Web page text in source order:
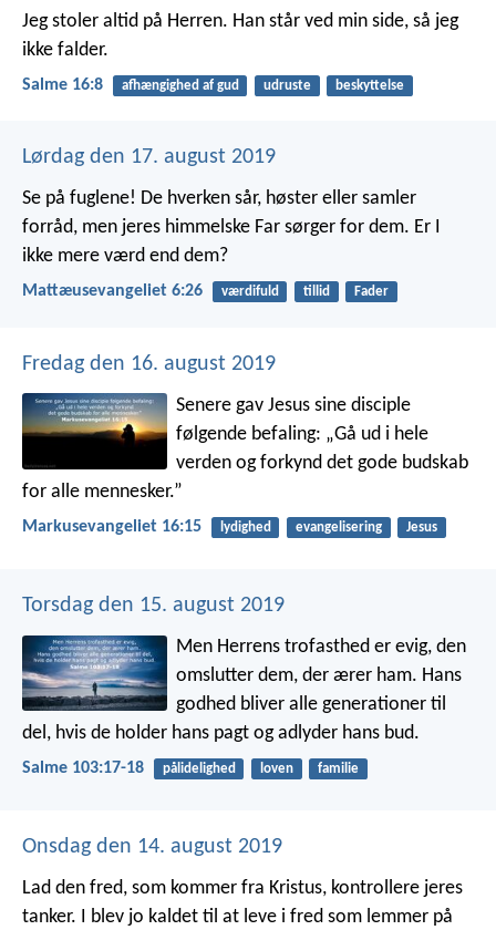
Jeg stoler altid på Herren. Han står ved min side, så jeg
ikke falder.
Salme 16:8 afhængighed af gud udruste beskyttelse
Lørdag den 17. august 2019
Se på fuglene! De hverken sår, høster eller samler
forråd, men jeres himmelske Far sørger for dem. Er I
ikke mere værd end dem?
Mattæusevangeliet 6:26 værdifuld tillid Fader
Fredag den 16. august 2019
Senere gav Jesus sine disciple
følgende befaling: „Gå ud i hele
verden og forkynd det gode budskab
for alle mennesker.”
Markusevangeliet 16:15 lydighed evangelisering Jesus
Torsdag den 15. august 2019
Men Herrens trofasthed er evig, den
omslutter dem, der ærer ham. Hans
godhed bliver alle generationer til
del, hvis de holder hans pagt og adlyder hans bud.
Salme 103:17-18 pålidelighed loven familie
Onsdag den 14. august 2019
Lad den fred, som kommer fra Kristus, kontrollere jeres
tanker. I blev jo kaldet til at leve i fred som lemmer på